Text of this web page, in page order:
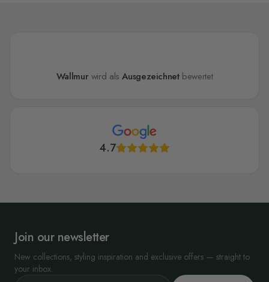
Wallmur wird alsAusgezeichnetbewertet
4.7
Join our newsletter
New collections, styling inspiration and exclusive offers — straight to
your inbox.